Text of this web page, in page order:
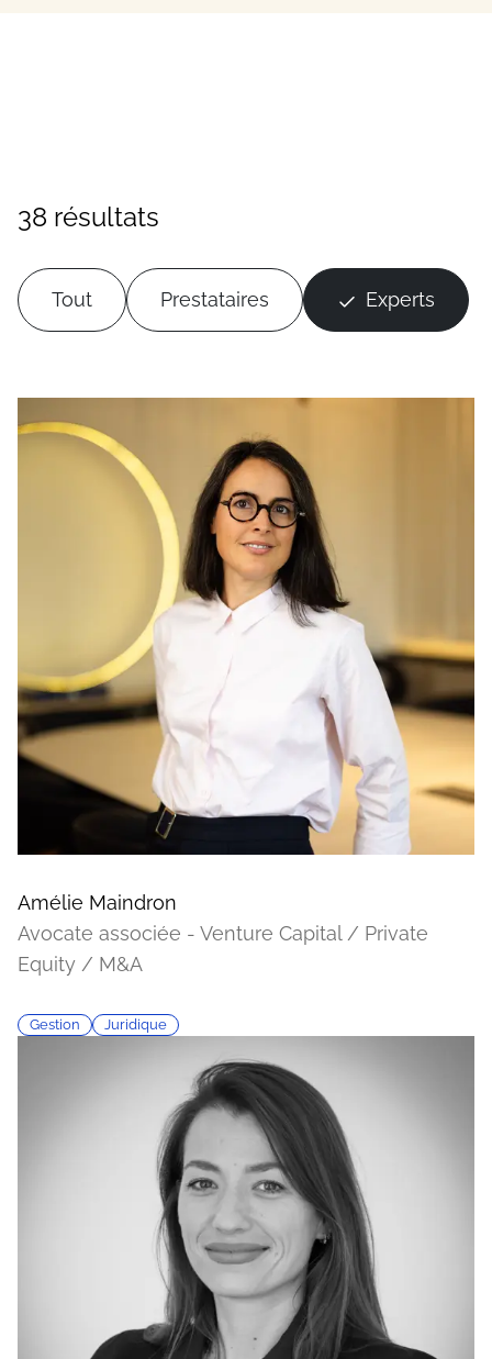
38 résultats
Tout Prestataires Experts
Amélie Maindron
Avocate associée - Venture Capital / Private
Equity / M&A
Gestion Juridique